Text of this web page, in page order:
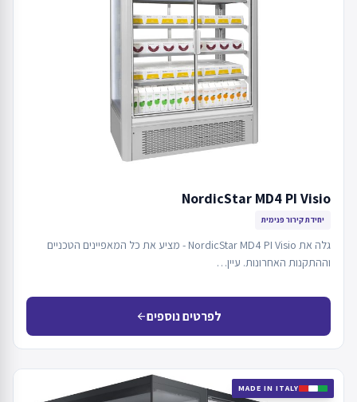
NordicStar MD4 PI Visio
יחידת קירור פנימית
גלה את NordicStar MD4 PI Visio - מציע את כל המאפיינים הטכניים
וההתקנות האחרונות. עיין…
לפרטים נוספיםarrow_back
MADE IN ITALY